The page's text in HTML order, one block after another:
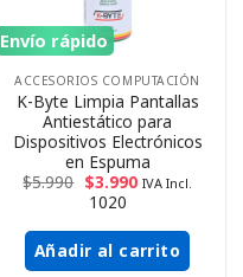
Envío rápido
ACCESORIOS COMPUTACIÓN
K-Byte Limpia Pantallas
Antiestático para
Dispositivos Electrónicos
en Espuma
$5.990 $3.990 IVA Incl.
1020
Añadir al carrito